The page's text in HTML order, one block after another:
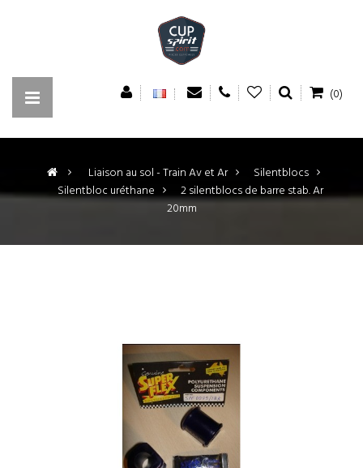
(0)
> Liaison au sol - Train Av et Ar >
Silentblocs
>
Silentbloc uréthane >
2 silentblocs de barre stab. Ar
20mm